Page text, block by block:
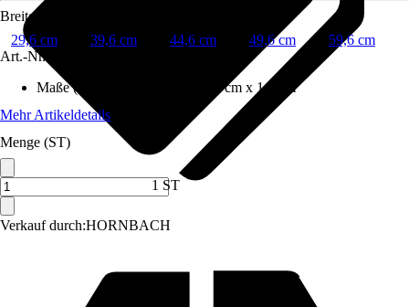
Verkauf durch:HORNBACH
Breite
29,6 cm
39,6 cm 44,6 cm 49,6 cm
59,6 cm
Art.-Nr.
Maße (BxHxT)
29.6 cm x 70.0 cm x 1.6 cm
Mehr Artikeldetails
Menge (ST)
1 ST